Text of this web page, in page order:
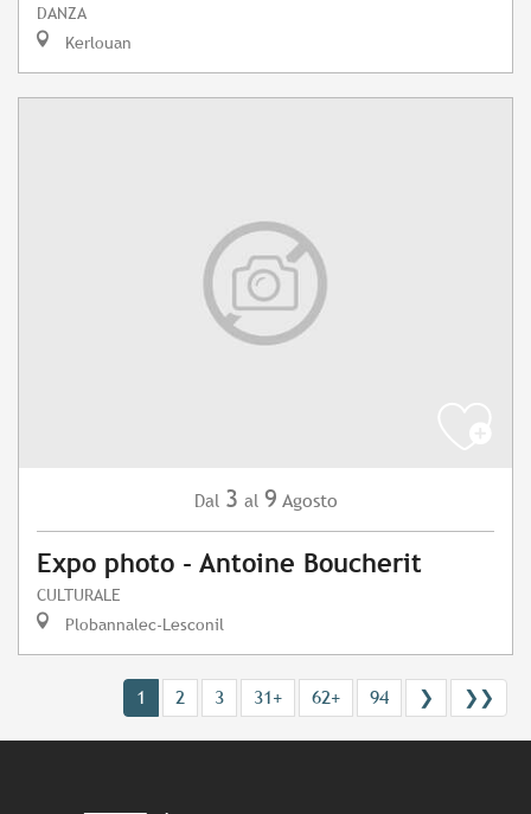
DANZA
Kerlouan
Dal 3 al 9 Agosto
Expo photo - Antoine Boucherit
CULTURALE
Plobannalec-Lesconil
1 2 3 31+ 62+ 94 ❯ ❯❯